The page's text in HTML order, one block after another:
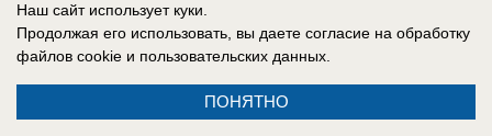
Ну хоть прокуратура разобравшись в том что нет
оснований для привлечения к ответственности
парня, не поддержала его арест!!!
Посмотрим, что вынесет краевой суд, поменяют
решение или остануться беспристрастными?
Наш сайт использует куки.
Продолжая его использовать, вы даете согласие на обработку
файлов cookie и пользовательских данных.
ПОНЯТНО